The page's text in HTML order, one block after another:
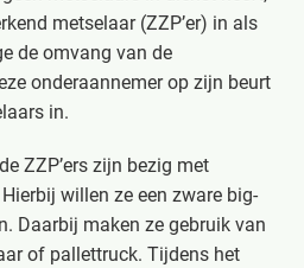
metselaar (ZZP’er) in als
de omvang van de
onderaannemer op zijn beurt
in.
ZZP’ers zijn bezig met
willen ze een zware big-
Daarbij maken ze gebruik van
of pallettruck. Tijdens het